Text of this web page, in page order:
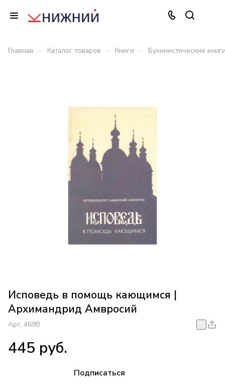
Главная – Каталог товаров – Книги – Букинистические
Исповедь в помощь кающимся |
Архимандрид Амвросий
Арт. 4698
445 руб.
Подписаться